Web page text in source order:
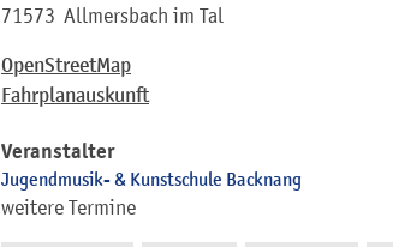
71573 Allmersbach im Tal
OpenStreetMap
Fahrplanauskunft
Veranstalter
Jugendmusik- & Kunstschule Backnang
weitere Termine